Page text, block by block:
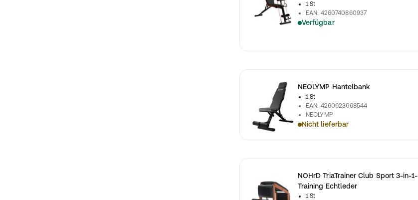
1 St
EAN: 4260740860937
Verfügbar
NEOLYMP Hantelbank
1 St
EAN: 4260623668544
NEOLYMP
Nicht lieferbar
NOHrD TriaTrainer Club Sport 3-in-1-
Training Echtleder
1 St